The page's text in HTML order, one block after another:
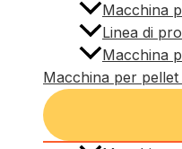
Macchina
Linea di
Macchina
Macchina per pellet